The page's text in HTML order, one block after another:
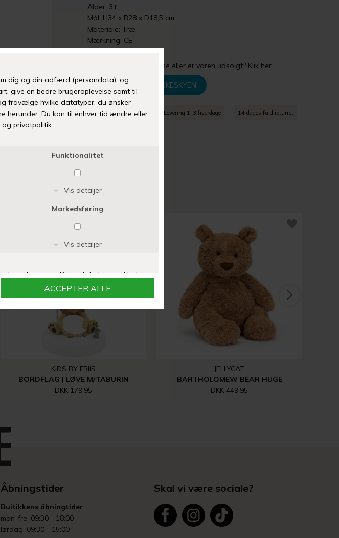
Alder: 3+
Mål: H34 x B28 x D18,5 cm
Materiale: Træ
Mærkning: CE
Mangler din størrelse eller er varen udsolgt? Klik her
TILFØJ TIL ØNSKESKYEN
Fri fragt over 399 kr Levering 1-3 hverdage 14 dages fuld returret
KIDS BY FRIIS
BORDFLAG | LØVE M/TABURIN
DKK 179,95
JELLYCAT
BARTHOLOMEW BEAR HUGE
DKK 449,95
Åbningstider
Buitikkens åbningtider
man-fre: 09:30 - 18:00
lørdag: 09:30 - 15:00
Skal vi være sociale?